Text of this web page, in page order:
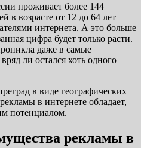
проживает более 144
в возрасте от 12 до 64 лет
интернета. А это больше
цифра будет только расти.
даже в самые
ли остался хоть одного
в виде географических
в интернете обладает,
потенциалом.
рекламы в